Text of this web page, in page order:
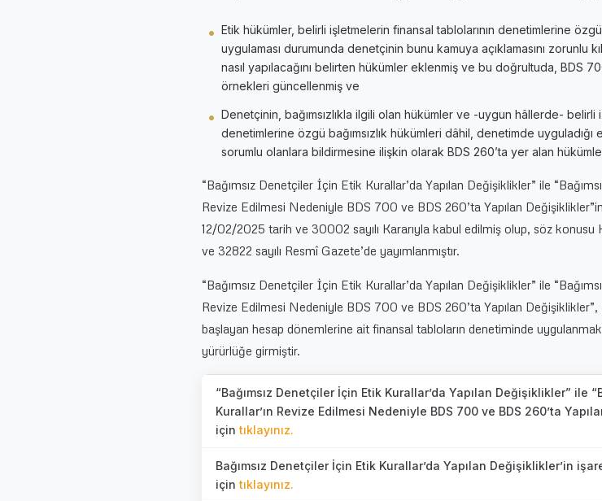
Etik hükümler, belirli işletmelerin finansal tablolarının denetimlerine özgü
uygulaması durumunda denetçinin bunu kamuya açıklamasını zorunlu
nasıl yapılacağını belirten hükümler eklenmiş ve bu doğrultuda, BDS
örnekleri güncellenmiş ve
Denetçinin, bağımsızlıkla ilgili olan hükümler ve -uygun hâllerde- belirli
denetimlerine özgü bağımsızlık hükümleri dâhil, denetimde
sorumlu olanlara bildirmesine ilişkin olarak BDS 260’ta yer alan
“Bağımsız Denetçiler İçin Etik Kurallar’da Yapılan Değişiklikler” ile
Revize Edilmesi Nedeniyle BDS 700 ve BDS 260’ta Yapılan
12/02/2025 tarih ve 30002 sayılı Kararıyla kabul edilmiş olup, söz
ve 32822 sayılı Resmî Gazete’de yayımlanmıştır.
“Bağımsız Denetçiler İçin Etik Kurallar’da Yapılan Değişiklikler” ile
Revize Edilmesi Nedeniyle BDS 700 ve BDS 260’ta Yapılan
başlayan hesap dönemlerine ait finansal tabloların denetiminde uygulanmak
yürürlüğe girmiştir.
“Bağımsız Denetçiler İçin Etik Kurallar’da Yapılan Değişiklikler” ile
Kurallar’ın Revize Edilmesi Nedeniyle BDS 700 ve BDS 260’ta
içintıklayınız.
Bağımsız Denetçiler İçin Etik Kurallar’da Yapılan Değişiklikler’in
içintıklayınız.